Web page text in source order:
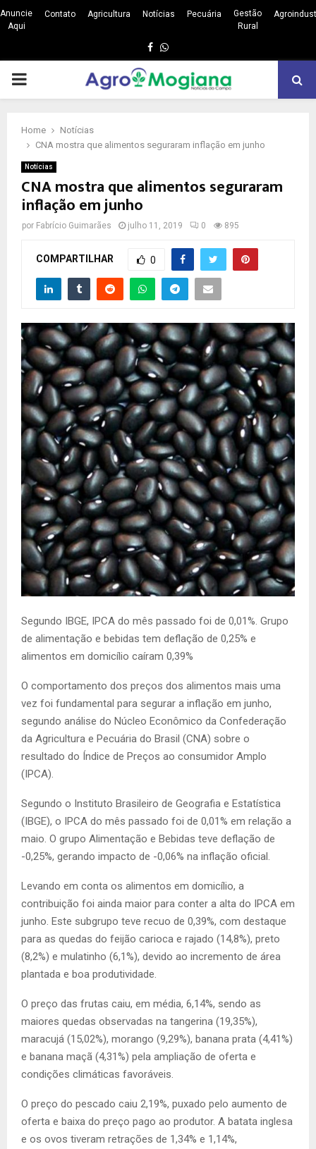
Anuncie
Aqui
Contato Agricultura Notícias Pecuária
Gestão
Rural
Facebook
Whatsapp
PRIMARY
Home
Notícias
CNA mostra que alimentos seguraram inflação em junho
Notícias
CNA mostra que alimentos seguraram
inflação em junho
por Fabrício Guimarães julho 11, 2019 0 895
COMPARTILHAR 0
Segundo IBGE, IPCA do mês passado foi de 0,01%. Grupo
de alimentação e bebidas tem deflação de 0,25% e
alimentos em domicílio caíram 0,39%
O comportamento dos preços dos alimentos mais uma
vez foi fundamental para segurar a inflação em junho,
segundo análise do Núcleo Econômico da Confederação
da Agricultura e Pecuária do Brasil (CNA) sobre o
resultado do Índice de Preços ao consumidor Amplo
(IPCA).
Segundo o Instituto Brasileiro de Geografia e Estatística
(IBGE), o IPCA do mês passado foi de 0,01% em relação a
maio. O grupo Alimentação e Bebidas teve deflação de
-0,25%, gerando impacto de -0,06% na inflação oficial.
Levando em conta os alimentos em domicílio, a
contribuição foi ainda maior para conter a alta do IPCA em
junho. Este subgrupo teve recuo de 0,39%, com destaque
para as quedas do feijão carioca e rajado (14,8%), preto
(8,2%) e mulatinho (6,1%), devido ao incremento de área
plantada e boa produtividade.
O preço das frutas caiu, em média, 6,14%, sendo as
maiores quedas observadas na tangerina (19,35%),
maracujá (15,02%), morango (9,29%), banana prata (4,41%)
e banana maçã (4,31%) pela ampliação de oferta e
condições climáticas favoráveis.
O preço do pescado caiu 2,19%, puxado pelo aumento de
oferta e baixa do preço pago ao produtor. A batata inglesa
e os ovos tiveram retrações de 1,34% e 1,14%,